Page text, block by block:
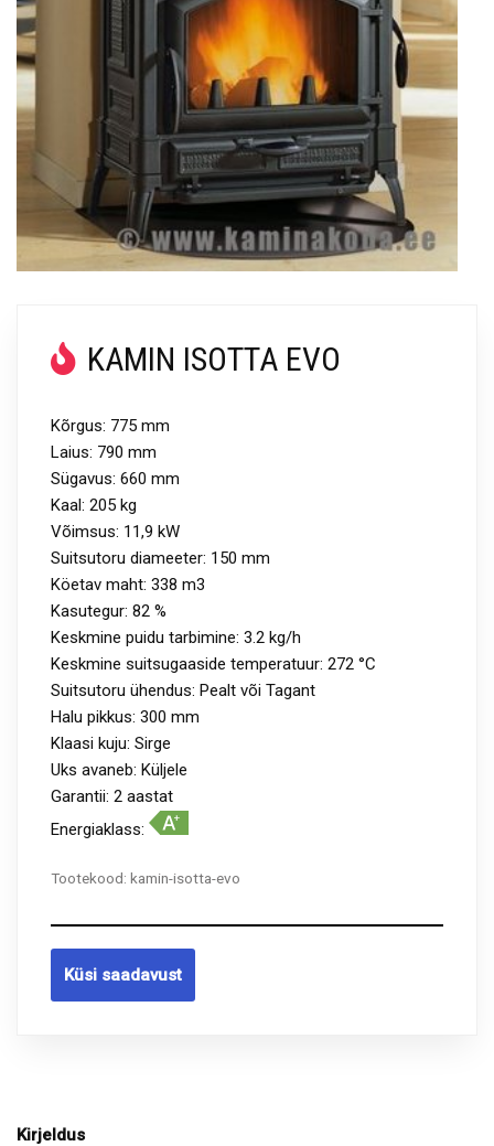
KAMIN ISOTTA EVO
Kõrgus: 775 mm
Laius: 790 mm
Sügavus: 660 mm
Kaal: 205 kg
Võimsus: 11,9 kW
Suitsutoru diameeter: 150 mm
Köetav maht: 338 m3
Kasutegur: 82 %
Keskmine puidu tarbimine: 3.2 kg/h
Keskmine suitsugaaside temperatuur: 272 °C
Suitsutoru ühendus: Pealt või Tagant
Halu pikkus: 300 mm
Klaasi kuju: Sirge
Uks avaneb: Küljele
Garantii: 2 aastat
Energiaklass:
Tootekood: kamin-isotta-evo
Küsi saadavust
Kirjeldus